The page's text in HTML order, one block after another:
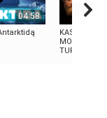
04:58
KAS
TURIME